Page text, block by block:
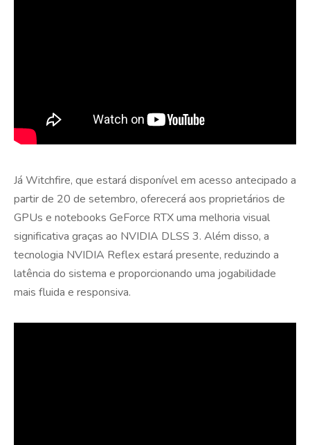
Já Witchfire, que estará disponível em acesso antecipado a
partir de 20 de setembro, oferecerá aos proprietários de
GPUs e notebooks GeForce RTX uma melhoria visual
significativa graças ao NVIDIA DLSS 3. Além disso, a
tecnologia NVIDIA Reflex estará presente, reduzindo a
latência do sistema e proporcionando uma jogabilidade
mais fluida e responsiva.